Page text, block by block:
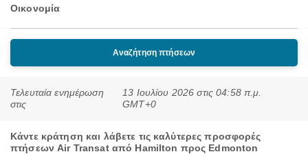
Οικονομία
Αναζήτηση πτήσεων
Τελευταία ενημέρωση
στις
13 Ιουλίου 2026 στις 04:58 π.μ.
GMT+0
Κάντε κράτηση και λάβετε τις καλύτερες προσφορές
πτήσεων Air Transat από Hamilton προς Edmonton